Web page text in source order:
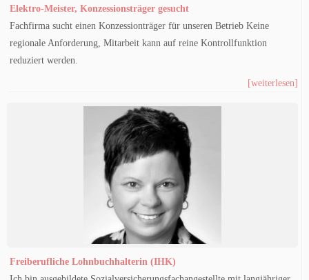
Elektro-Meister, Konzessionsträger gesucht
Fachfirma sucht einen Konzessionträger für unseren Betrieb Keine
regionale Anforderung, Mitarbeit kann auf reine Kontrollfunktion
reduziert werden.
[weiterlesen]
Freiberufliche Lohnbuchhalterin (IHK)